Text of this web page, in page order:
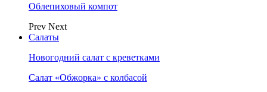
Облепиховый компот
Prev Next
Салаты
Новогодний салат с креветками
Салат «Обжорка» с колбасой